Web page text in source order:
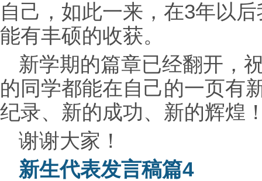
自己，如此一来，在3年以
能有丰硕的收获。
新学期的篇章已经翻开，
的同学都能在自己的一页有
纪录、新的成功、新的辉煌
谢谢大家！
新生代表发言稿篇4